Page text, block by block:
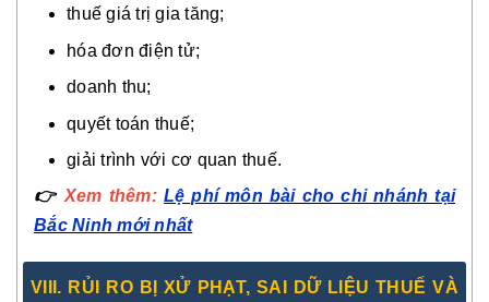
thuế giá trị gia tăng;
hóa đơn điện tử;
doanh thu;
quyết toán thuế;
giải trình với cơ quan thuế.
👉 Xem thêm: Lệ phí môn bài cho chi nhánh tại
Bắc Ninh mới nhất
VIII. RỦI RO BỊ XỬ PHẠT, SAI DỮ LIỆU THUẾ VÀ